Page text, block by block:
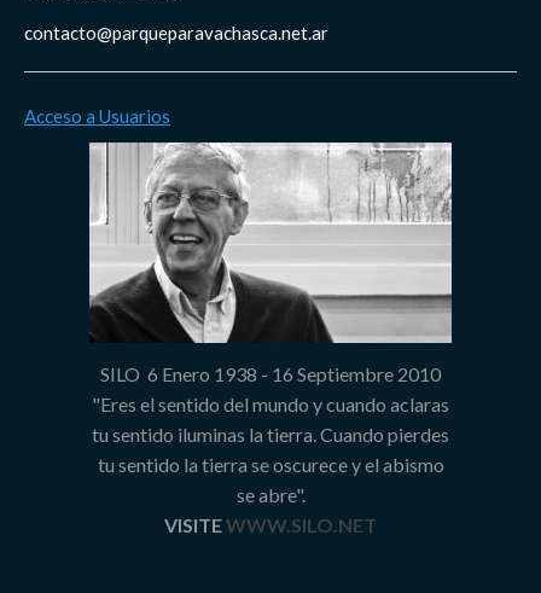
contacto@parqueparavachasca.net.ar
Acceso a Usuarios
SILO 6 Enero 1938 - 16 Septiembre 2010
"Eres el sentido del mundo y cuando aclaras
tu sentido iluminas la tierra. Cuando pierdes
tu sentido la tierra se oscurece y el abismo
se abre".
VISITEWWW.SILO.NET